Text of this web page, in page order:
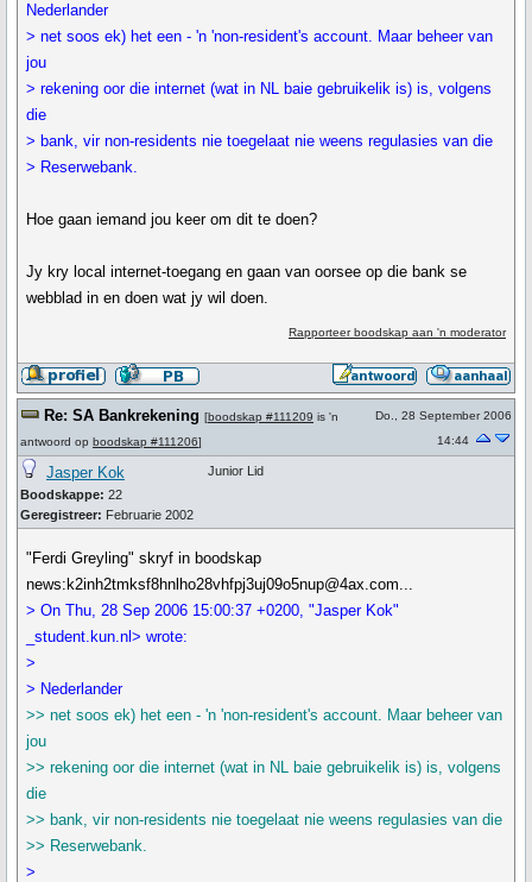
Nederlander
> net soos ek) het een - 'n 'non-resident's account. Maar beheer van
jou
> rekening oor die internet (wat in NL baie gebruikelik is) is, volgens
die
> bank, vir non-residents nie toegelaat nie weens regulasies van die
> Reserwebank.
Hoe gaan iemand jou keer om dit te doen?
Jy kry local internet-toegang en gaan van oorsee op die bank se
webblad in en doen wat jy wil doen.
Rapporteer boodskap aan 'n moderator
Re: SA Bankrekening [boodskap #111209 is 'n
antwoord op boodskap #111206]
Do., 28 September 2006
14:44
Jasper Kok
Boodskappe: 22
Geregistreer: Februarie 2002
Junior Lid
"Ferdi Greyling" skryf in boodskap
news:k2inh2tmksf8hnlho28vhfpj3uj09o5nup@4ax.com...
> On Thu, 28 Sep 2006 15:00:37 +0200, "Jasper Kok"
_student.kun.nl> wrote:
>
> Nederlander
>> net soos ek) het een - 'n 'non-resident's account. Maar beheer van
jou
>> rekening oor die internet (wat in NL baie gebruikelik is) is, volgens
die
>> bank, vir non-residents nie toegelaat nie weens regulasies van die
>> Reserwebank.
>